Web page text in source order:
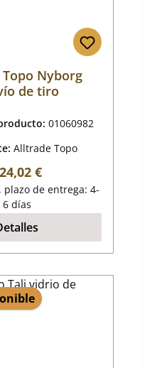
Nyborg
de tiro
01060982
Alltrade Topo
normal:
€
plazo de entrega: 4-
6 días